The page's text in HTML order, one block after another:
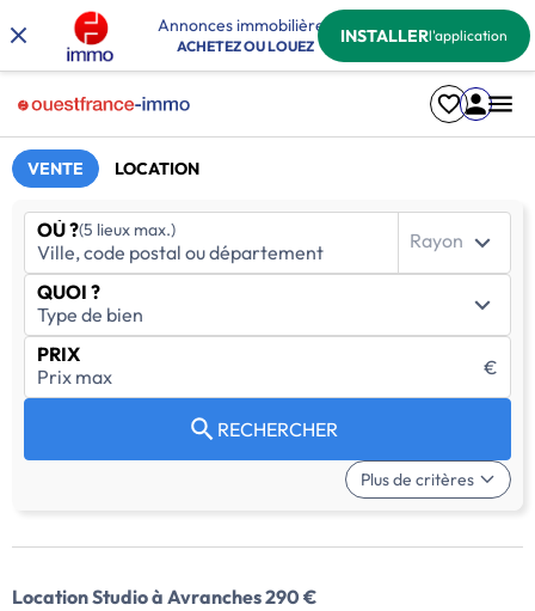
Annonces immobilières
ACHETEZ OU LOUEZ INSTALLERl'application
VENTE LOCATION
OÙ ?(5 lieux max.) Rayon
QUOI ?
PRIX
€
RECHERCHER
Plus de critères
Location Studio à Avranches 290 €